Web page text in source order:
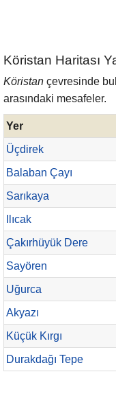
Köristan Haritası
Köristan çevresinde
arasındaki mesafeler.
Yer
Üçdirek
Balaban Çayı
Sarıkaya
Ilıcak
Çakırhüyük Dere
Sayören
Uğurca
Akyazı
Küçük Kırgı
Durakdağı Tepe